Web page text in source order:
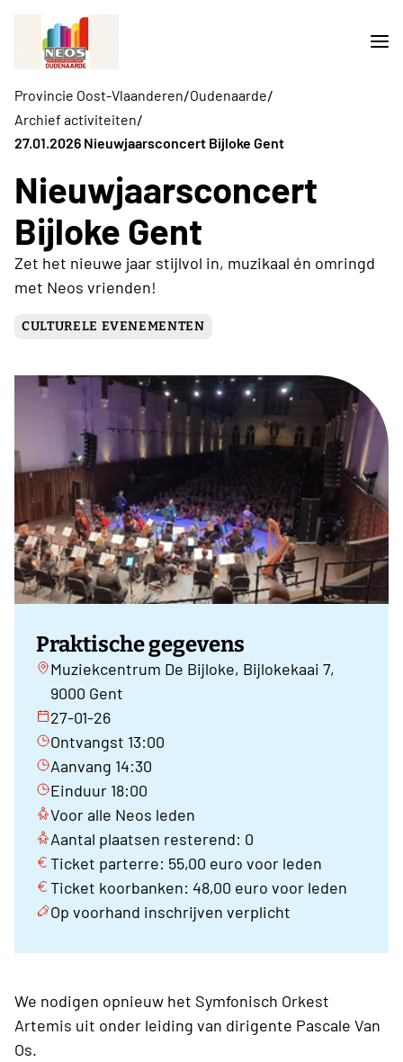
Provincie Oost-Vlaanderen/Oudenaarde/
Archief activiteiten/
27.01.2026 Nieuwjaarsconcert Bijloke Gent
Nieuwjaarsconcert
Bijloke Gent
Zet het nieuwe jaar stijlvol in, muzikaal én omringd
met Neos vrienden!
CULTURELE EVENEMENTEN
Praktische gegevens
Muziekcentrum De Bijloke, Bijlokekaai 7,
9000 Gent
27-01-26
Ontvangst 13:00
Aanvang 14:30
Einduur 18:00
Voor alle Neos leden
Aantal plaatsen resterend: 0
Ticket parterre: 55,00 euro voor leden
Ticket koorbanken: 48,00 euro voor leden
Op voorhand inschrijven verplicht
We nodigen opnieuw het Symfonisch Orkest
Artemis uit onder leiding van dirigente Pascale Van
Os.